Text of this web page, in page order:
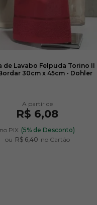
de Lavabo Felpuda Torino II
30cm x 45cm - Dohler
R$ 6,08
no PIX (5% de Desconto)
ou R$ 6,40 no Cartão